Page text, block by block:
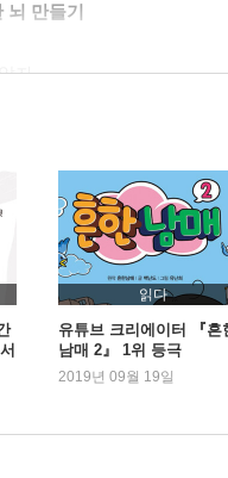
뇌 만들기
자
바로잡기
서 살아가기
. 그래야 소용돌이에서 빠져
읽다
유튜브 크리에이터 『흔
남매 2』 1위 등극
2019년 09월 19일